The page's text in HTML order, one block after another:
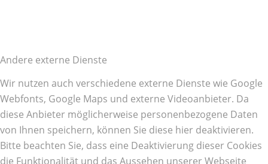
Andere externe Dienste
Wir nutzen auch verschiedene externe Dienste wie Google
Webfonts, Google Maps und externe Videoanbieter. Da
diese Anbieter möglicherweise personenbezogene Daten
von Ihnen speichern, können Sie diese hier deaktivieren.
Bitte beachten Sie, dass eine Deaktivierung dieser Cookies
die Funktionalität und das Aussehen unserer Webseite